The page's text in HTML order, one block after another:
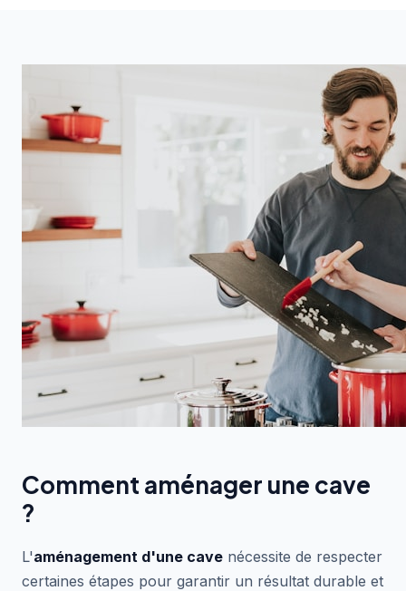
Comment aménager une cave
?
L'aménagement d'une cave nécessite de respecter
certaines étapes pour garantir un résultat durable et